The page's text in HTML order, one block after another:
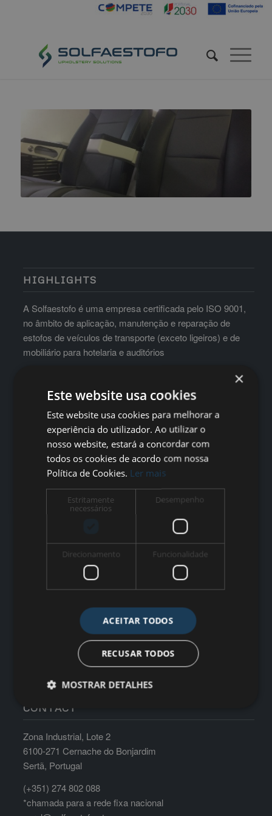
HIGHLIGHTS
A Solfaestofo é uma empresa certificada pelo ISO 9001,
no âmbito de aplicação, manutenção e reparação de
estofos de veículos de transporte (exceto ligeiros) e de
mobiliário para hotelaria e auditórios
Monday till Friday: 8:30am-17:30pm Saturdays, Sundays
and Holidays: Closed
CONTACT
Zona Industrial, Lote 2
6100-271 Cernache do Bonjardim
Sertã, Portugal
(+351) 274 802 088
*chamada para a rede fixa nacional
×
Este website usa cookies
Este website usa cookies para melhorar a
experiência do utilizador. Ao utilizar o
nosso website, estará a concordar com
todos os cookies de acordo com nossa
Política de Cookies. Ler mais
Estritamente
necessários
Desempenho
Direcionamento Funcionalidade
ACEITAR TODOS
RECUSAR TODOS
MOSTRAR DETALHES